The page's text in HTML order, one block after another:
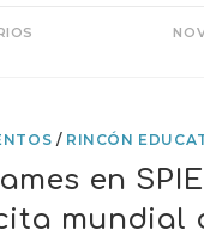
/ RINCÓN
en
mundial